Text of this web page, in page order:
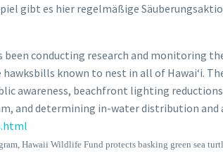
gibt es hier regelmäßige
been conducting research and monitoring
known to nest in all of Hawai‘i.
awareness, beachfront lighting
and determining in-water distribution and
Hawaii Wildlife Fund protects basking green sea